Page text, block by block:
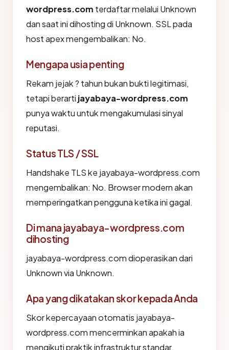
wordpress.com terdaftar melalui Unknown
dan saat ini dihosting di Unknown. SSL pada
host apex mengembalikan: No.
Mengapa usia penting
Rekam jejak ? tahun bukan bukti legitimasi,
tetapi berarti jayabaya-wordpress.com
punya waktu untuk mengakumulasi sinyal
reputasi.
Status TLS / SSL
Handshake TLS ke jayabaya-wordpress.com
mengembalikan: No. Browser modern akan
memperingatkan pengguna ketika ini gagal.
Di mana jayabaya-wordpress.com
dihosting
jayabaya-wordpress.com dioperasikan dari
Unknown via Unknown.
Apa yang dikatakan skor kepada Anda
Skor kepercayaan otomatis jayabaya-
wordpress.com mencerminkan apakah ia
mengikuti praktik infrastruktur standar.